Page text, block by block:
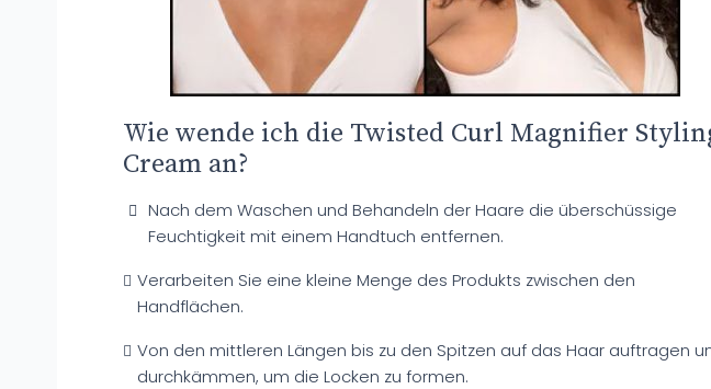
Wie wende ich die Twisted Curl Magnifier
Cream an?
Nach dem Waschen und Behandeln der Haare die überschüssige
Feuchtigkeit mit einem Handtuch entfernen.
Verarbeiten Sie eine kleine Menge des Produkts zwischen den
Handflächen.
Von den mittleren Längen bis zu den Spitzen auf das Haar auftragen
durchkämmen, um die Locken zu formen.